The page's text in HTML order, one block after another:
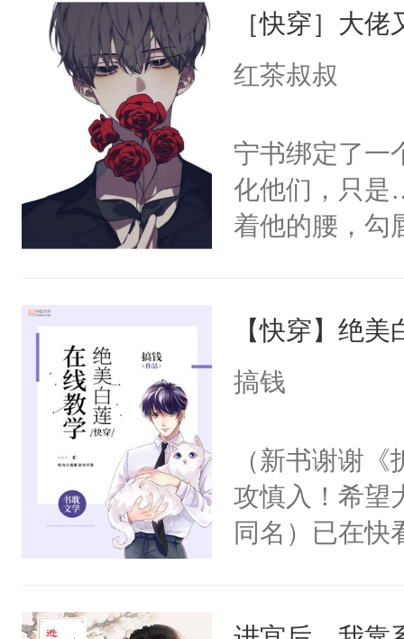
［快穿］大
红茶叔叔
宁书绑定了一
化他们，只是
着他的腰，勾
来，给老公
用力——为你
【快穿】绝
搞钱
（新书谢谢
攻慎入！希望
同名）已在快